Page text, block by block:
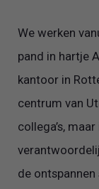
We werken
pand in hartje
kantoor in
centrum van
collega’s,
de